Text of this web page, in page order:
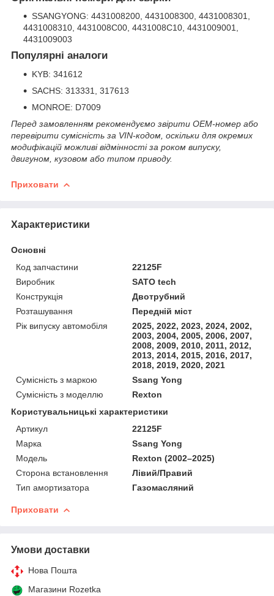
SSANGYONG: 4431008200, 4431008300, 4431008301,
4431008310, 4431008C00, 4431008C10, 4431009001,
4431009003
Популярні аналоги
KYB: 341612
SACHS: 313331, 317613
MONROE: D7009
Перед замовленням рекомендуємо звірити OEM-номер або
перевірити сумісність за VIN-кодом, оскільки для окремих
модифікацій можливі відмінності за роком випуску,
двигуном, кузовом або типом приводу.
Приховати
Характеристики
Основні
Код запчастини
22125F
Виробник
SATO tech
Конструкція
Двотрубний
Розташування
Передній міст
Рік випуску автомобіля
2025, 2022, 2023, 2024, 2002,
2003, 2004, 2005, 2006, 2007,
2008, 2009, 2010, 2011, 2012,
2013, 2014, 2015, 2016, 2017,
2018, 2019, 2020, 2021
Сумісність з маркою
Ssang Yong
Сумісність з моделлю
Rexton
Користувальницькі характеристики
Артикул
22125F
Марка
Ssang Yong
Мoдель
Rexton (2002–2025)
Сторона встановлення
Лівий/Правий
Тип амортизатора
Газомасляний
Приховати
Умови доставки
Нова Пошта
Магазини Rozetka